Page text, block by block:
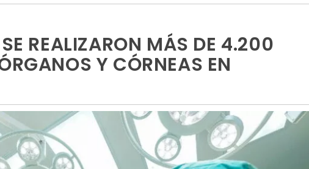
REALIZARON MÁS DE 4.200
Y CÓRNEAS EN